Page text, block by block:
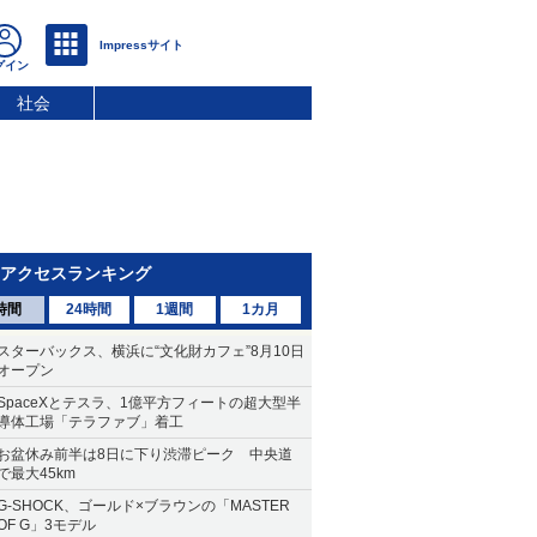
社会
アクセスランキング
間 24時間 1週間 1カ月
ターバックス、横浜に“文化財カフェ”8月10日
ープン
とテスラ、1億平方フィートの超大型半
体工場「テラファブ」着工
盆休み前半は8日に下り渋滞ピーク 中央道
最大45km
SHOCK、ゴールド×ブラウンの「MASTER
G」3モデル